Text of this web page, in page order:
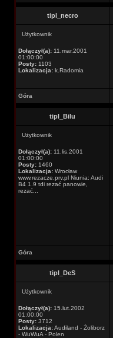
tipl_necro
Użytkownik
Dołączył(a): 11.mar.2001
01:00:00
Posty: 1103
Lokalizacja: k.Radomia
Góra
tipl_Bilu
Użytkownik
Dołączył(a): 11.lis.2001
01:00:00
Posty: 1460
Lokalizacja: Wrocław
www.rezacze.prv.pl Niunia: Audi
B4 1.9 tdi rezać panowie,
rezać...
Góra
tipl_DeS
Użytkownik
Dołączył(a): 15.lut.2002
01:00:00
Posty: 3712
Lokalizacja:Audiland - Żoliborz
- WuWuA - Polen